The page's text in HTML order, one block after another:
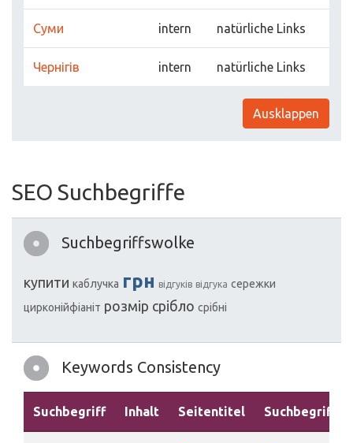
Суми intern natürliche Links
Чернігів intern natürliche Links
Ausklappen
SEO Suchbegriffe
Suchbegriffswolke
купити каблучка грн відгуків відгука сережки
цирконійфіаніт розмір срібло срібні
Keywords Consistency
Suchbegriff Inhalt Seitentitel Suchbegriffe